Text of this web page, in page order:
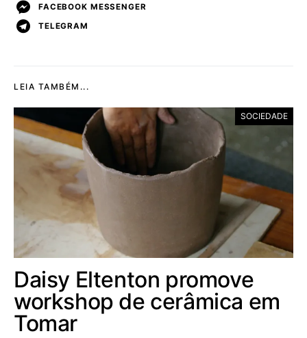
FACEBOOK MESSENGER
TELEGRAM
LEIA TAMBÉM...
SOCIEDADE
Daisy Eltenton promove
workshop de cerâmica em
Tomar